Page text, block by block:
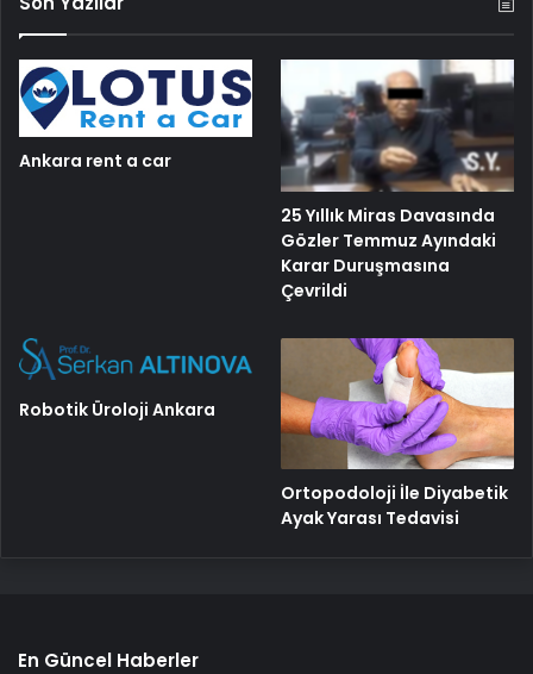
Ankara rent a car
25 Yıllık Miras Davasında
Gözler Temmuz Ayındaki
Karar Duruşmasına
Çevrildi
Robotik Üroloji Ankara
Ortopodoloji İle Diyabetik
Ayak Yarası Tedavisi
En Güncel Haberler